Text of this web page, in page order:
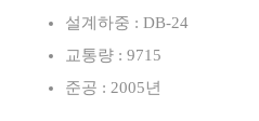
설계하중 : DB-24
교통량 : 9715
준공 : 2005년